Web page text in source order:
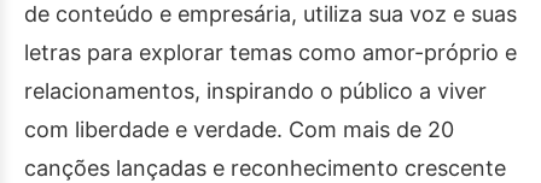
de conteúdo e empresária, utiliza sua voz e suas
letras para explorar temas como amor-próprio e
relacionamentos, inspirando o público a viver
com liberdade e verdade. Com mais de 20
canções lançadas e reconhecimento crescente